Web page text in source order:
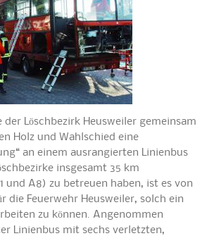
der Löschbezirk Heusweiler gemeinsam
Holz und Wahlschied eine
an einem ausrangierten Linienbus
insgesamt 35 km
und A8) zu betreuen haben, ist es von
die Feuerwehr Heusweiler, solch ein
zu können. Angenommen
Linienbus mit sechs verletzten,